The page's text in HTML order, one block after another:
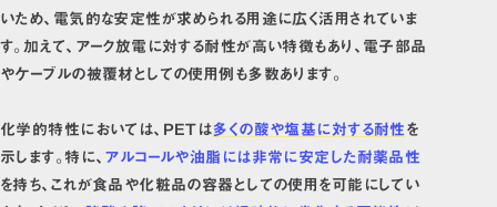
いため、電気的な安定性が求められる用途に広く活用されていま
す。加えて、アーク放電に対する耐性が高い特徴もあり、電子部品
やケーブルの被覆材としての使用例も多数あります。
化学的特性においては、PETは多くの酸や塩基に対する耐性 を
示します。特に、 アルコールや油脂には非常に安定した耐薬品性
を持ち、これが食品や化粧品の容器としての使用を可能にしてい